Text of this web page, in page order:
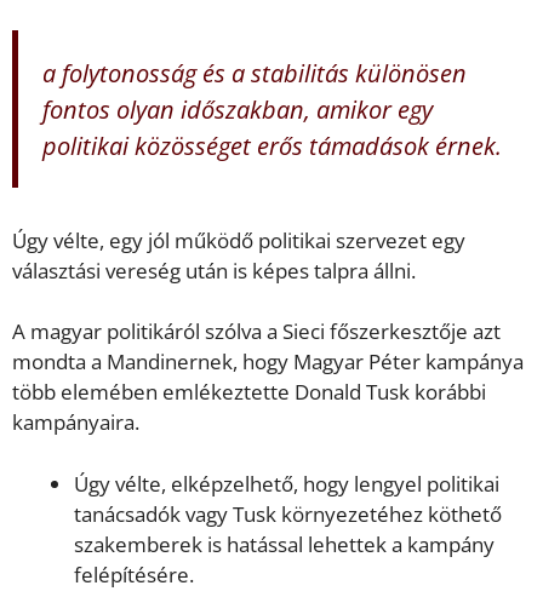
a folytonosság és a stabilitás különösen
fontos olyan időszakban, amikor egy
politikai közösséget erős támadások érnek.
Úgy vélte, egy jól működő politikai szervezet egy
választási vereség után is képes talpra állni.
A magyar politikáról szólva a Sieci főszerkesztője azt
mondta a Mandinernek, hogy Magyar Péter kampánya
több elemében emlékeztette Donald Tusk korábbi
kampányaira.
Úgy vélte, elképzelhető, hogy lengyel politikai
tanácsadók vagy Tusk környezetéhez köthető
szakemberek is hatással lehettek a kampány
felépítésére.